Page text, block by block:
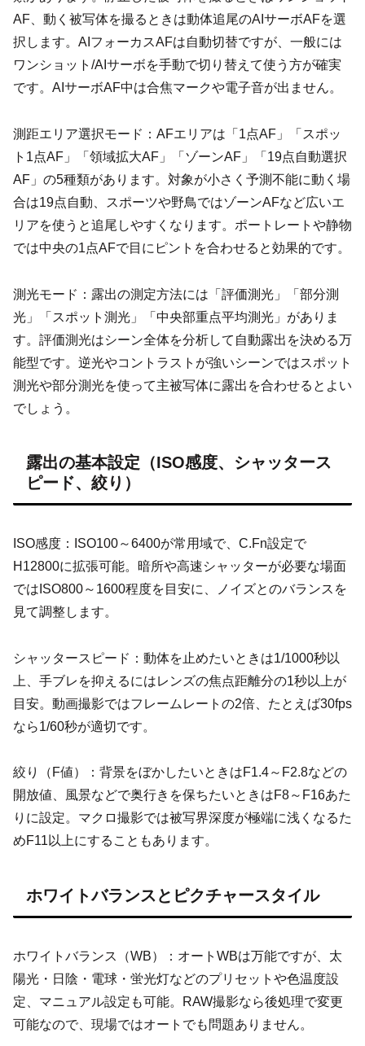
AF、動く被写体を撮るときは動体追尾のAIサーボAFを選
択します。AIフォーカスAFは自動切替ですが、一般には
ワンショット/AIサーボを手動で切り替えて使う方が確実
です。AIサーボAF中は合焦マークや電子音が出ません。
測距エリア選択モード：AFエリアは「1点AF」「スポッ
ト1点AF」「領域拡大AF」「ゾーンAF」「19点自動選択
AF」の5種類があります。対象が小さく予測不能に動く場
合は19点自動、スポーツや野鳥ではゾーンAFなど広いエ
リアを使うと追尾しやすくなります。ポートレートや静物
では中央の1点AFで目にピントを合わせると効果的です。
測光モード：露出の測定方法には「評価測光」「部分測
光」「スポット測光」「中央部重点平均測光」がありま
す。評価測光はシーン全体を分析して自動露出を決める万
能型です。逆光やコントラストが強いシーンではスポット
測光や部分測光を使って主被写体に露出を合わせるとよい
でしょう。
露出の基本設定（ISO感度、シャッタース
ピード、絞り）
ISO感度：ISO100～6400が常用域で、C.Fn設定で
H12800に拡張可能。暗所や高速シャッターが必要な場面
ではISO800～1600程度を目安に、ノイズとのバランスを
見て調整します。
シャッタースピード：動体を止めたいときは1/1000秒以
上、手ブレを抑えるにはレンズの焦点距離分の1秒以上が
目安。動画撮影ではフレームレートの2倍、たとえば30fps
なら1/60秒が適切です。
絞り（F値）：背景をぼかしたいときはF1.4～F2.8などの
開放値、風景などで奥行きを保ちたいときはF8～F16あた
りに設定。マクロ撮影では被写界深度が極端に浅くなるた
めF11以上にすることもあります。
ホワイトバランスとピクチャースタイル
ホワイトバランス（WB）：オートWBは万能ですが、太
陽光・日陰・電球・蛍光灯などのプリセットや色温度設
定、マニュアル設定も可能。RAW撮影なら後処理で変更
可能なので、現場ではオートでも問題ありません。